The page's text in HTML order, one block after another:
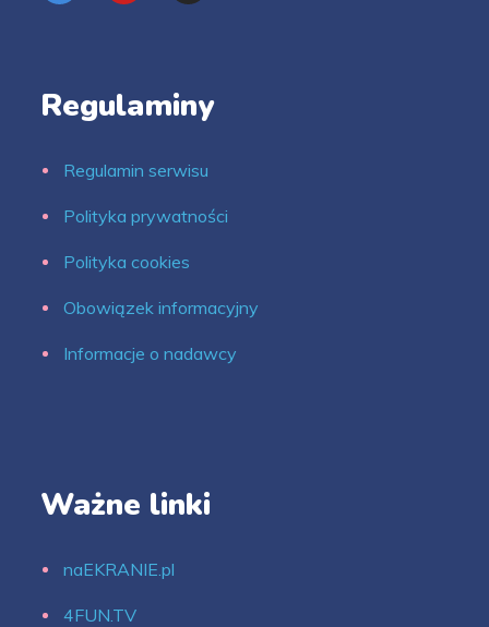
Regulaminy
Regulamin serwisu
Polityka prywatności
Polityka cookies
Obowiązek informacyjny
Informacje o nadawcy
Ważne linki
naEKRANIE.pl
4FUN.TV